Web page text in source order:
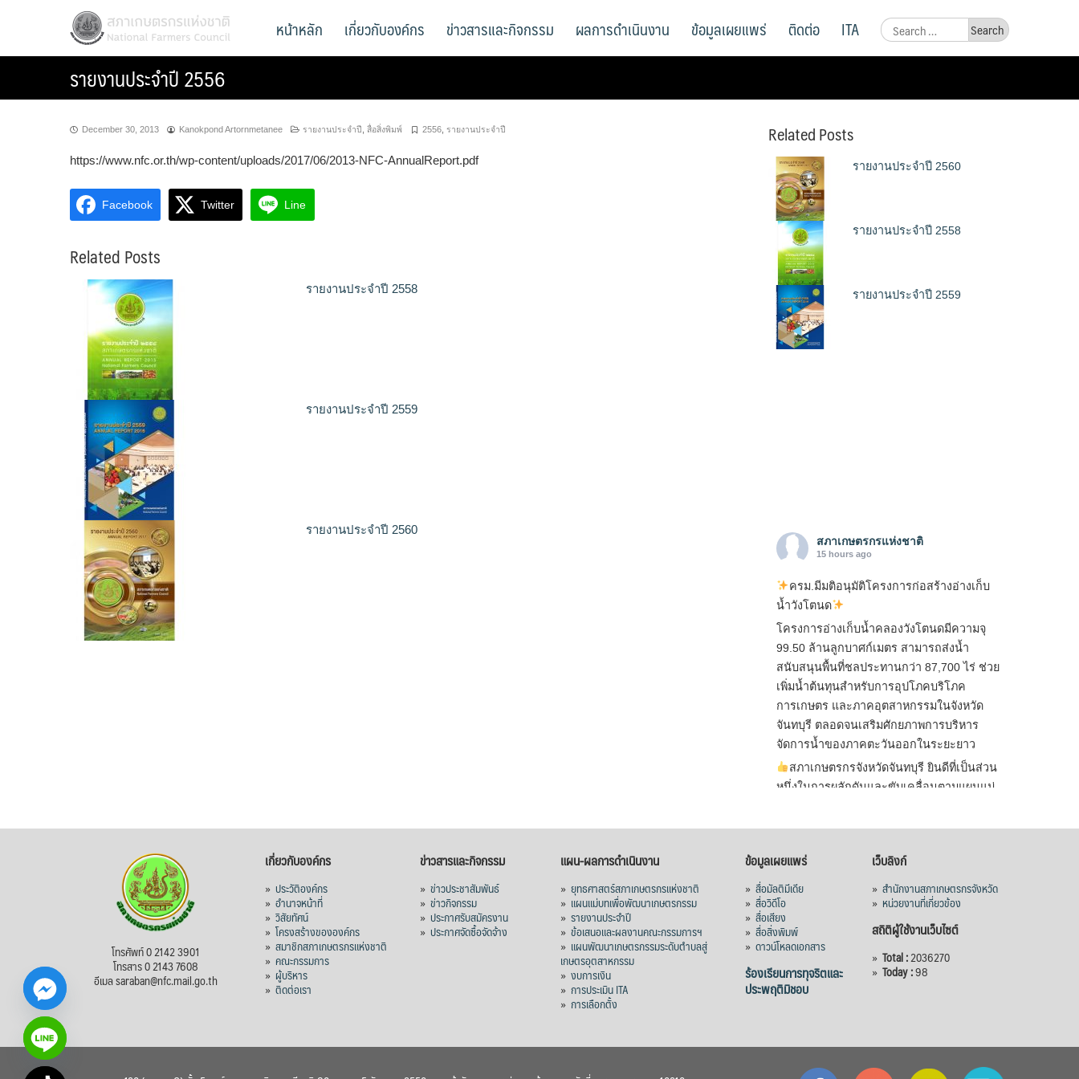
สภาเกษตรกรแห่งชาติ
National Farmers Council
Search
for:
หน้าหลัก เกี่ยวกับองค์กร ข่าวสารและกิจกรรม ผลการดำเนินงาน ข้อมูลเผยแพร่ ติดต่อ ITA
รายงานประจำปี 2556
December 30, 2013 Kanokpond Artornmetanee รายงานประจำปี สื่อสิ่งพิมพ์ 2556 รายงานประจำปี
https://www.nfc.or.th/wp-content/uploads/2017/06/2013-NFC-AnnualReport.pdf
Facebook Twitter Line
Related Posts
รายงานประจำปี 2558
รายงานประจำปี 2559
รายงานประจำปี 2560
Related Posts
รายงานประจำปี 2560
รายงานประจำปี 2558
รายงานประจำปี 2559
สภาเกษตรกรแห่งชาติ
15 hours ago
ครม.มีมติอนุมัติโครงการก่อสร้างอ่างเก็บ
น้ำวังโตนด
โครงการอ่างเก็บน้ำคลองวังโตนดมีความจุ
99.50 ล้านลูกบาศก์เมตร สามารถส่งน้ำ
สนับสนุนพื้นที่ชลประทานกว่า 87,700 ไร่ ช่วย
เพิ่มน้ำต้นทุนสำหรับการอุปโภคบริโภค
การเกษตร และภาคอุตสาหกรรมในจังหวัด
จันทบุรี ตลอดจนเสริมศักยภาพการบริหาร
จัดการน้ำของภาคตะวันออกในระยะยาว
สภาเกษตรกรจังหวัดจันทบุรี ยินดีที่เป็นส่วน
หนึ่งในการผลักดันและขับเคลื่อนตามแผนแม่
สภาเกษตรกรแห่งชาติ
กรมการค้าต่างประเทศ กระทรวงพาณิชย์ เปิด
เผยว่า สถิติการส่งออกสินค้ามันสำปะหลังของ
1,205 ล้านดอลลาร์สหรัฐ (ประมาณ
โทรศัพท์ 0 2142 3901
โทรสาร 0 2143 7608
อีเมล saraban@nfc.mail.go.th
เกี่ยวกับองค์กร
»ประวัติองค์กร
»อำนาจหน้าที่
»วิสัยทัศน์
»โครงสร้างขององค์กร
»สมาชิกสภาเกษตรกรแห่งชาติ
»คณะกรรมการ
» ผู้บริหาร
»ติดต่อเรา
ข่าวสารและกิจกรรม
»ข่าวประชาสัมพันธ์
»ข่าวกิจกรรม
»ประกาศรับสมัครงาน
»ประกาศจัดซื้อจัดจ้าง
แผน-ผลการดำเนินงาน
» ยุทธศาสตร์สภาเกษตรกรแห่งชาติ
» แผนแม่บทเพื่อพัฒนาเกษตรกรรม
» รายงานประจำปี
» ข้อเสนอและผลงานคณะกรรมการฯ
» แผนพัฒนาเกษตรกรรมระดับตำบลสู่
เกษตรอุตสาหกรรม
» งบการเงิน
» การประเมิน ITA
» การเลือกตั้ง
ข้อมูลเผยแพร่
» สื่อมัลติมีเดีย
» สื่อวิดีโอ
» สื่อเสียง
» สื่อสิ่งพิมพ์
» ดาวน์โหลดเอกสาร
ร้องเรียนการทุจริตและ
ประพฤติมิชอบ
เว็บลิงก์
» สำนักงานสภาเกษตรกรจังหวัด
» หน่วยงานที่เกี่ยวข้อง
สถิติผู้ใช้งานเว็บไซต์
» Total :2036270
» Today :98